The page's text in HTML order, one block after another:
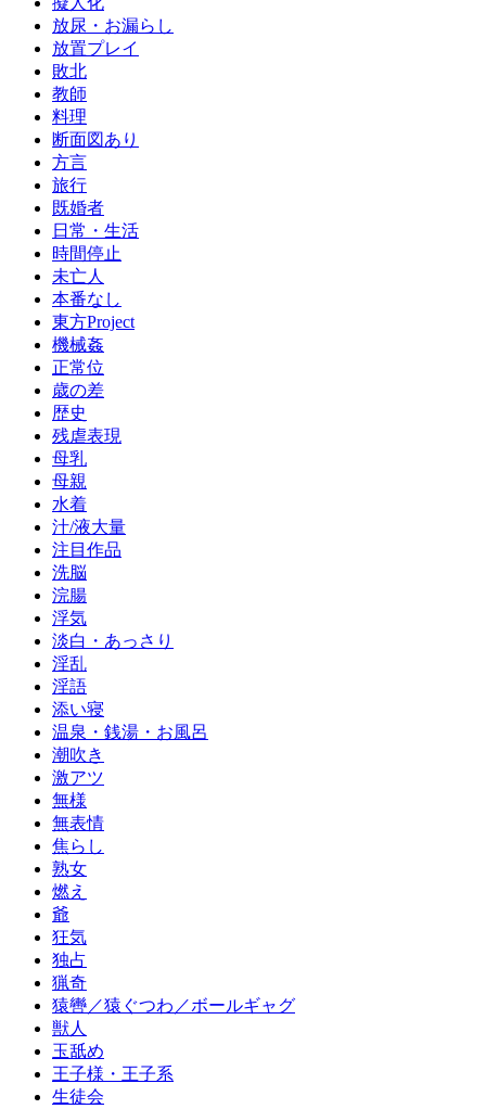
放尿・お漏らし
放置プレイ
敗北
教師
料理
断面図あり
方言
旅行
既婚者
日常・生活
時間停止
未亡人
本番なし
東方Project
機械姦
正常位
歳の差
歴史
残虐表現
母乳
母親
水着
汁/液大量
注目作品
洗脳
浣腸
浮気
淡白・あっさり
淫乱
淫語
添い寝
温泉・銭湯・お風呂
潮吹き
激アツ
無様
無表情
焦らし
熟女
燃え
爺
狂気
独占
猟奇
猿轡／猿ぐつわ／ボールギャグ
獣人
玉舐め
王子様・王子系
生徒会